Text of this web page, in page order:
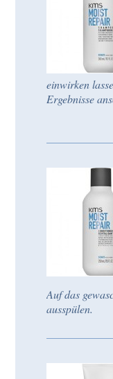
einwirken
Ergebnisse
Auf das
ausspülen.